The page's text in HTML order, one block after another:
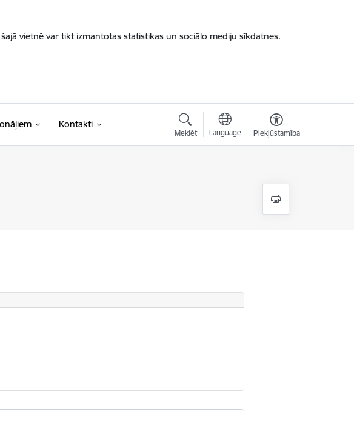
vietnē var tikt izmantotas statistikas un sociālo mediju sīkdatnes.
Kontakti
Meklēt Language Piekļūstamība